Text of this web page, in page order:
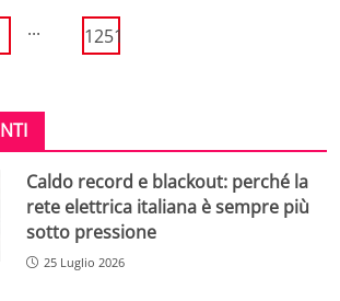
... 1251
Caldo record e blackout: perché la
rete elettrica italiana è sempre più
sotto pressione
25 Luglio 2026